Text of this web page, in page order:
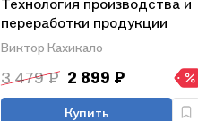
Назира Хайруллина
Технология производства и
переработки продукции
свиноводства. Учебник
Виктор Кахикало
3 479 ₽ 2 899 ₽
Купить